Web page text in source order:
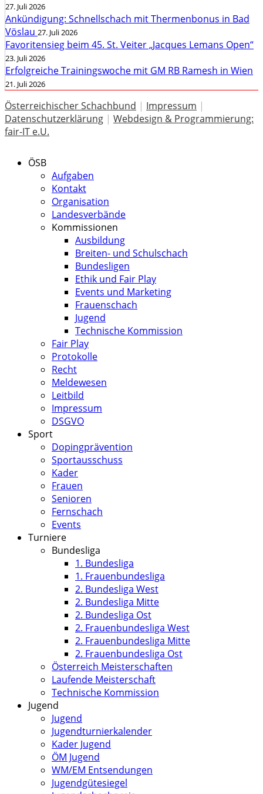
27. Juli 2026
Ankündigung: Schnellschach mit Thermenbonus in Bad
Vöslau 27. Juli 2026
Favoritensieg beim 45. St. Veiter „Jacques Lemans Open“
23. Juli 2026
Erfolgreiche Trainingswoche mit GM RB Ramesh in Wien
21. Juli 2026
Österreichischer Schachbund | Impressum |
Datenschutzerklärung | Webdesign & Programmierung:
fair-IT e.U.
ÖSB
Aufgaben
Kontakt
Organisation
Landesverbände
Kommissionen
Ausbildung
Breiten- und Schulschach
Bundesligen
Ethik und Fair Play
Events und Marketing
Frauenschach
Jugend
Technische Kommission
Fair Play
Protokolle
Recht
Meldewesen
Leitbild
Impressum
DSGVO
Sport
Dopingprävention
Sportausschuss
Kader
Frauen
Senioren
Fernschach
Events
Turniere
Bundesliga
1. Bundesliga
1. Frauenbundesliga
2. Bundesliga West
2. Bundesliga Mitte
2. Bundesliga Ost
2. Frauenbundesliga West
2. Frauenbundesliga Mitte
2. Frauenbundesliga Ost
Österreich Meisterschaften
Laufende Meisterschaft
Technische Kommission
Jugend
Jugend
Jugendturnierkalender
Kader Jugend
ÖM Jugend
WM/EM Entsendungen
Jugendgütesiegel